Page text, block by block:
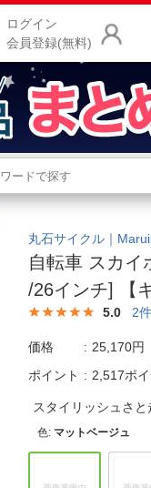
ログイン
会員登録(無料)
ラ
カ
お
ご
ご
丸石サイクル｜
自転車 スカイ
/26インチ] 【
5.0 2
価格 25,170円
ポイント
2,517ポイ
スタイリッシュさ
色: マットベージュ